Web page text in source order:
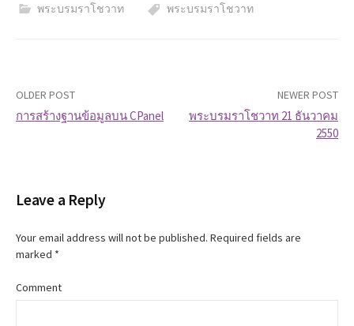
พระบรมราโชวาท พระบรมราโชวาท
s
t
a
OLDER POST
การสร้างฐานข้อมูลบน CPanel
NEWER POST
พระบรมราโชวาท 21 ธันวาคม
2550
Leave a Reply
Your email address will not be published. Required fields are
marked *
Comment